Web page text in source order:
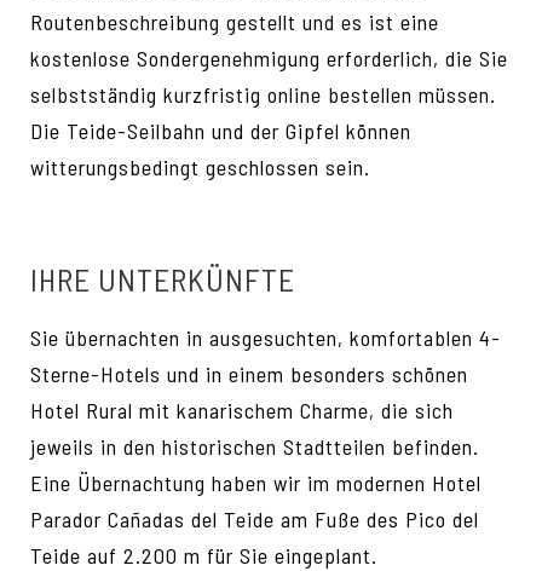
Routenbeschreibung gestellt und es ist eine
kostenlose Sondergenehmigung erforderlich, die Sie
selbstständig kurzfristig online bestellen müssen.
Die Teide-Seilbahn und der Gipfel können
witterungsbedingt geschlossen sein.
IHRE UNTERKÜNFTE
Sie übernachten in ausgesuchten, komfortablen 4-
Sterne-Hotels und in einem besonders schönen
Hotel Rural mit kanarischem Charme, die sich
jeweils in den historischen Stadtteilen befinden.
Eine Übernachtung haben wir im modernen Hotel
Parador Cañadas del Teide am Fuße des Pico del
Teide auf 2.200 m für Sie eingeplant.